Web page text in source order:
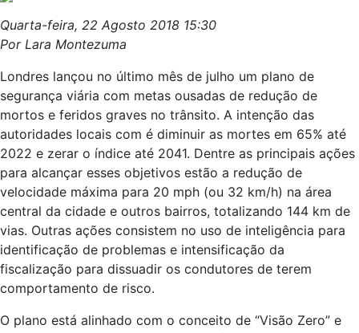
Quarta-feira, 22 Agosto 2018 15:30
Por Lara Montezuma
Londres lançou no último mês de julho um plano de
segurança viária com metas ousadas de redução de
mortos e feridos graves no trânsito. A intenção das
autoridades locais com é diminuir as mortes em 65% até
2022 e zerar o índice até 2041. Dentre as principais ações
para alcançar esses objetivos estão a redução de
velocidade máxima para 20 mph (ou 32 km/h) na área
central da cidade e outros bairros, totalizando 144 km de
vias. Outras ações consistem no uso de inteligência para
identificação de problemas e intensificação da
fiscalização para dissuadir os condutores de terem
comportamento de risco.
O plano está alinhado com o conceito de “Visão Zero” e